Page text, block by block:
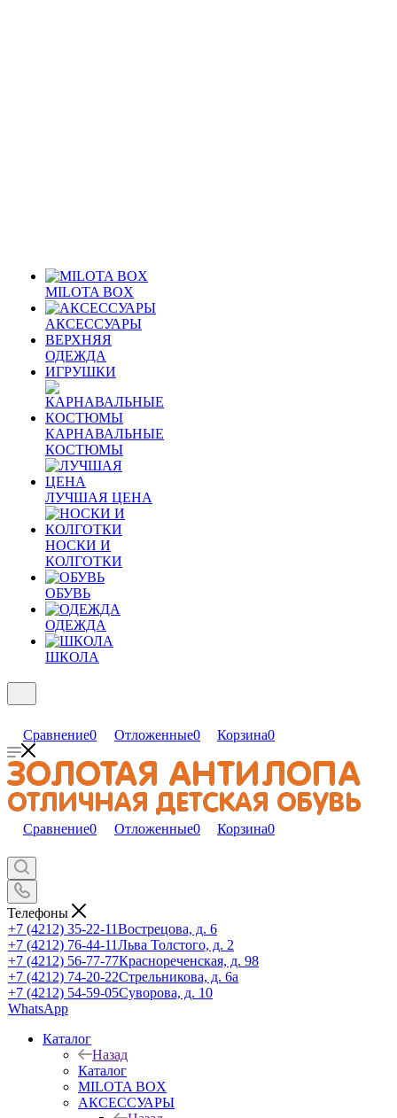
MILOTA BOX
АКСЕССУАРЫ
ВЕРХНЯЯ
ОДЕЖДА
ИГРУШКИ
КАРНАВАЛЬНЫЕ
КОСТЮМЫ
ЛУЧШАЯ ЦЕНА
НОСКИ И
КОЛГОТКИ
ОБУВЬ
ОДЕЖДА
ШКОЛА
Сравнение0 Отложенные0 Корзина0
Сравнение0 Отложенные0 Корзина0
Телефоны
+7 (4212) 35-22-11Вострецова, д. 6
+7 (4212) 76-44-11Льва Толстого, д. 2
+7 (4212) 56-77-77Краснореченская, д. 98
+7 (4212) 74-20-22Стрельникова, д. 6а
+7 (4212) 54-59-05Суворова, д. 10
WhatsApp
Каталог
Назад
Каталог
MILOTA BOX
АКСЕССУАРЫ